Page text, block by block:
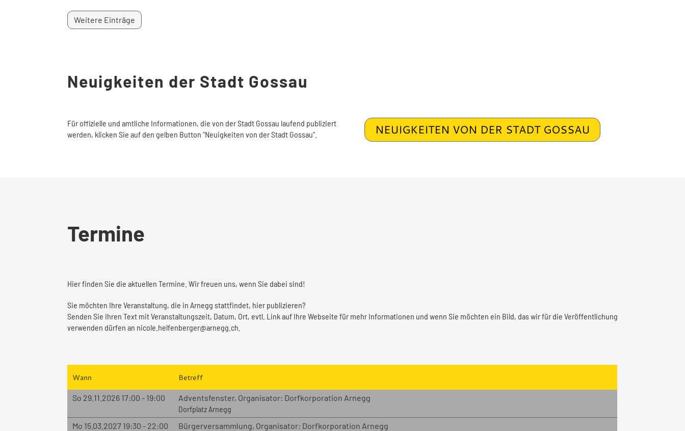
Weitere Einträge
Neuigkeiten der Stadt Gossau
Für offizielle und amtliche Informationen, die von der Stadt Gossau laufend publiziert
werden, klicken Sie auf den gelben Button "Neuigkeiten von der Stadt Gossau".
NEUIGKEITEN VON DER STADT GOSSAU
Termine
Hier finden Sie die aktuellen Termine. Wir freuen uns, wenn Sie dabei sind!
Sie möchten Ihre Veranstaltung, die in Arnegg stattfindet, hier publizieren?
Senden Sie Ihren Text mit Veranstaltungszeit, Datum, Ort, evtl. Link auf Ihre Webseite für mehr Informationen und wenn Sie möchten ein Bild, das wir für die Veröffentlichung
verwenden dürfen an nicole.helfenberger@arnegg.ch.
Wann Betreff
So 29.11.2026 17:00 - 19:00
Adventsfenster, Organisator: Dorfkorporation Arnegg
Dorfplatz Arnegg
Mo 15.03.2027 19:30 - 22:00
Bürgerversammlung, Organisator: Dorfkorporation Arnegg